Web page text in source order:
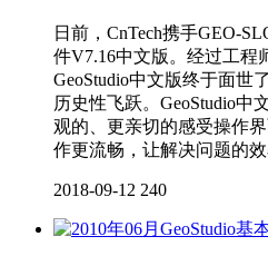
日前，CnTech携手GEO-
件V7.16中文版。经过工程
GeoStudio中文版终于面世
历史性飞跃。GeoStudio中
观的、更亲切的感受操作
作更流畅，让解决问题的
2018-09-12 240